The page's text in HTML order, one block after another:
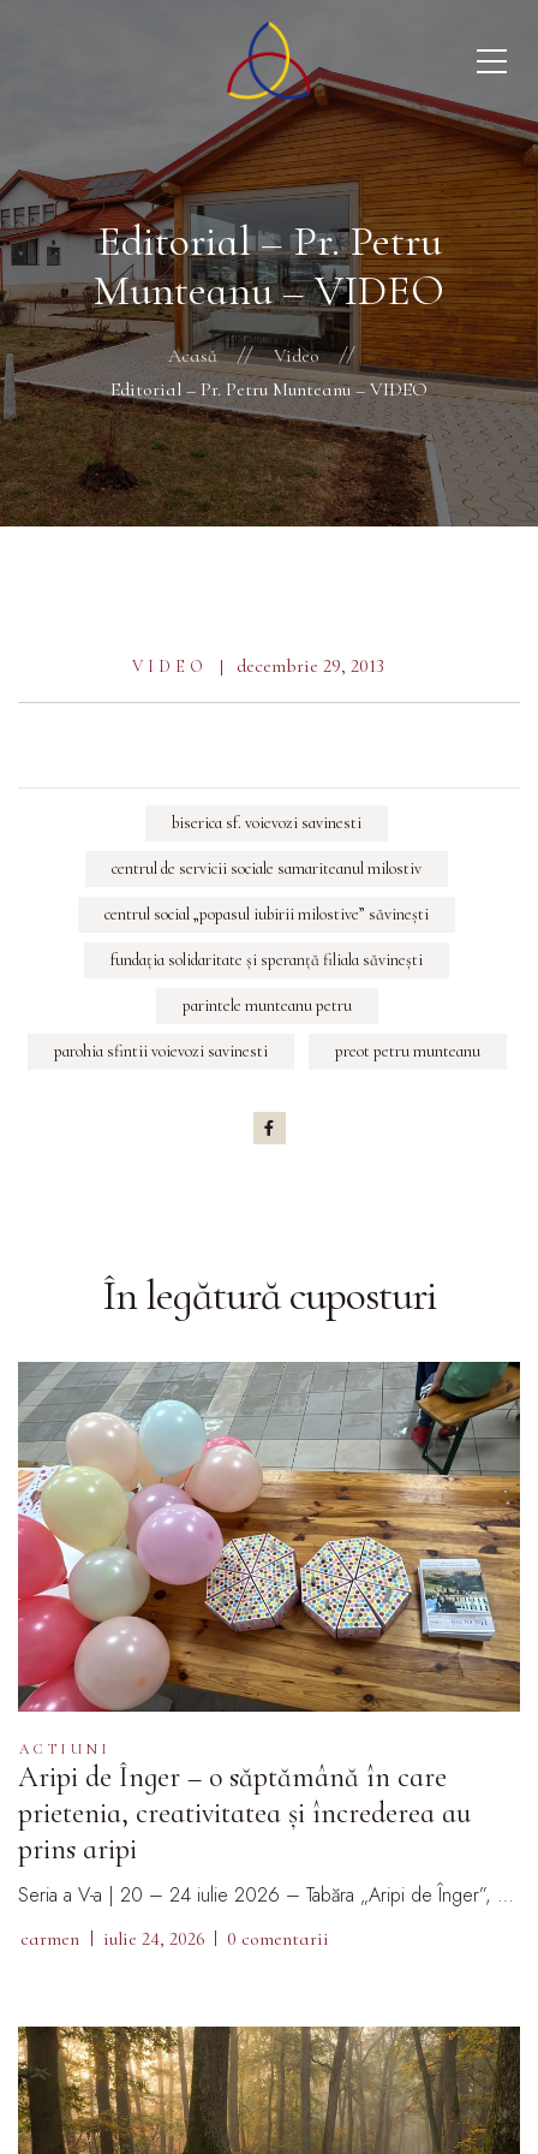
Editorial – Pr. Petru
Munteanu – VIDEO
Acasă
Video
Editorial – Pr. Petru Munteanu – VIDEO
VIDEO decembrie 29, 2013
biserica sf. voievozi savinesti
centrul de servicii sociale samariteanul milostiv
centrul social „popasul iubirii milostive” săvineşti
fundaţia solidaritate şi speranţă filiala săvineşti
parintele munteanu petru
parohia sfintii voievozi savinesti preot petru munteanu
În legătură cuposturi
ACTIUNI
Aripi de Înger – o săptămână în care
prietenia, creativitatea și încrederea au
prins aripi
Seria a V-a | 20 – 24 iulie 2026 – Tabăra „Aripi de Înger”, …
carmen iulie 24, 2026 0 comentarii